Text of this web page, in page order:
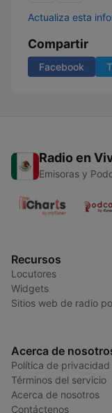
Actualiza esta
Compartir
Facebook
Radio en
Emisoras y
Recursos
Locutores
Widgets
Sitios web de radio
Acerca de
Política de privacidad
Términos del servicio
Acerca de nosotros
Contáctenos